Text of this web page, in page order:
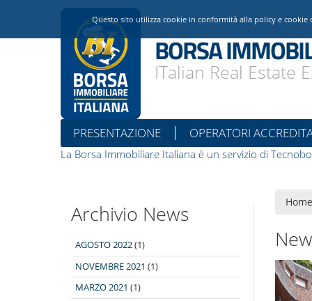
BORSA
ITalian Real Estate
PRESENTAZIONE OPERATORI
La Borsa Immobiliare Italiana è un servizio di
Archivio News
AGOSTO 2022(1)
NOVEMBRE 2021 (1)
MARZO 2021 (1)
Questo sito utilizza cookie in conformità alla policy e